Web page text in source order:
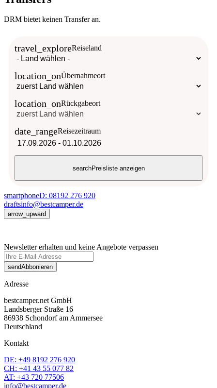
DRM bietet keinen Transfer an.
travel_exploreReiseland
location_onÜbernahmeort
location_onRückgabeort
date_rangeReisezeitraum
17.09.2026 - 01.10.2026
searchPreisliste anzeigen
smartphoneD: 08192 276 920
draftsinfo@bestcamper.de
arrow_upward
Newsletter erhalten und keine Angebote verpassen
sendAbbonieren
Adresse
bestcamper.net GmbH
Landsberger Straße 16
86938 Schondorf am Ammersee
Deutschland
Kontakt
DE: +49 8192 276 920
CH: +41 43 55 077 82
AT: +43 720 77506
info@bestcamper.de